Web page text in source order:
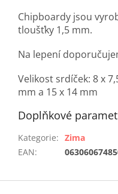
Chipboardy jsou
tloušťky 1,5 mm.
Na lepení
Velikost srdíček: 8 x
mm a 15 x 14 mm
Doplňkové
Kategorie: Zima
EAN:
Z